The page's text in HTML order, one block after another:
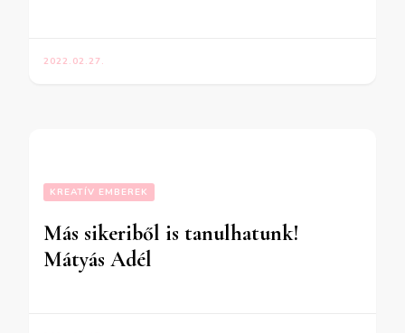
2022.02.27.
KREATÍV EMBEREK
Más sikeriből is tanulhatunk!
Mátyás Adél